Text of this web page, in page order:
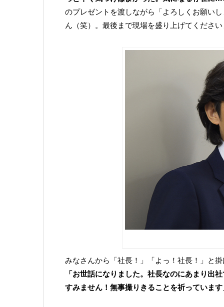
のプレゼントを渡しながら「よろしくお願い
ん（笑）。最後まで現場を盛り上げてくださ
みなさんから「社長！」「よっ！社長！」と
「お世話になりました。社長なのにあまり出
すみません！無事撮りきることを祈っています